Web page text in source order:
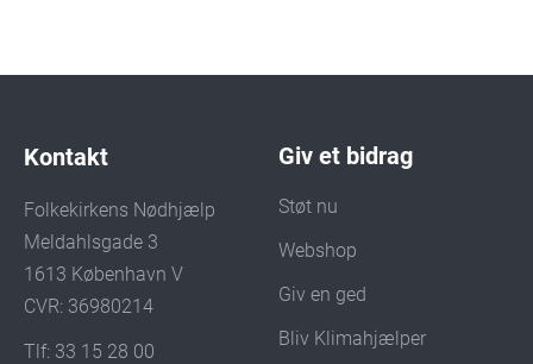
Kontakt
Folkekirkens Nødhjælp
Meldahlsgade 3
1613 København V
CVR: 36980214
Tlf: 33 15 28 00
Giv et bidrag
Støt nu
Webshop
Giv en ged
Bliv Klimahjælper